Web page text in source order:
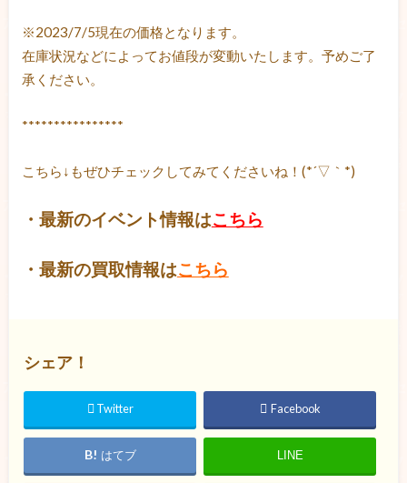
※2023/7/5現在の価格となります。
在庫状況などによってお値段が変動いたします。予めご了
承ください。
****************
こちら↓もぜひチェックしてみてくださいね！(*´▽｀*)
・最新のイベント情報はこちら
・最新の買取情報はこちら
シェア！
Twitter Facebook
はてブ LINE